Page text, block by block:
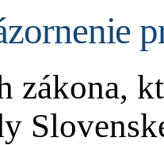
zákona,